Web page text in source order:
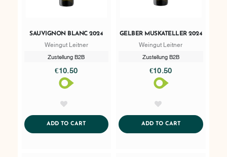
SAUVIGNON BLANC 2024
Weingut Leitner
Zustellung B2B
€10.50
ADD TO CARTADDTOCART
GELBER MUSKATELLER 2024
Weingut Leitner
Zustellung B2B
€10.50
ADD TO CARTADDTOCART